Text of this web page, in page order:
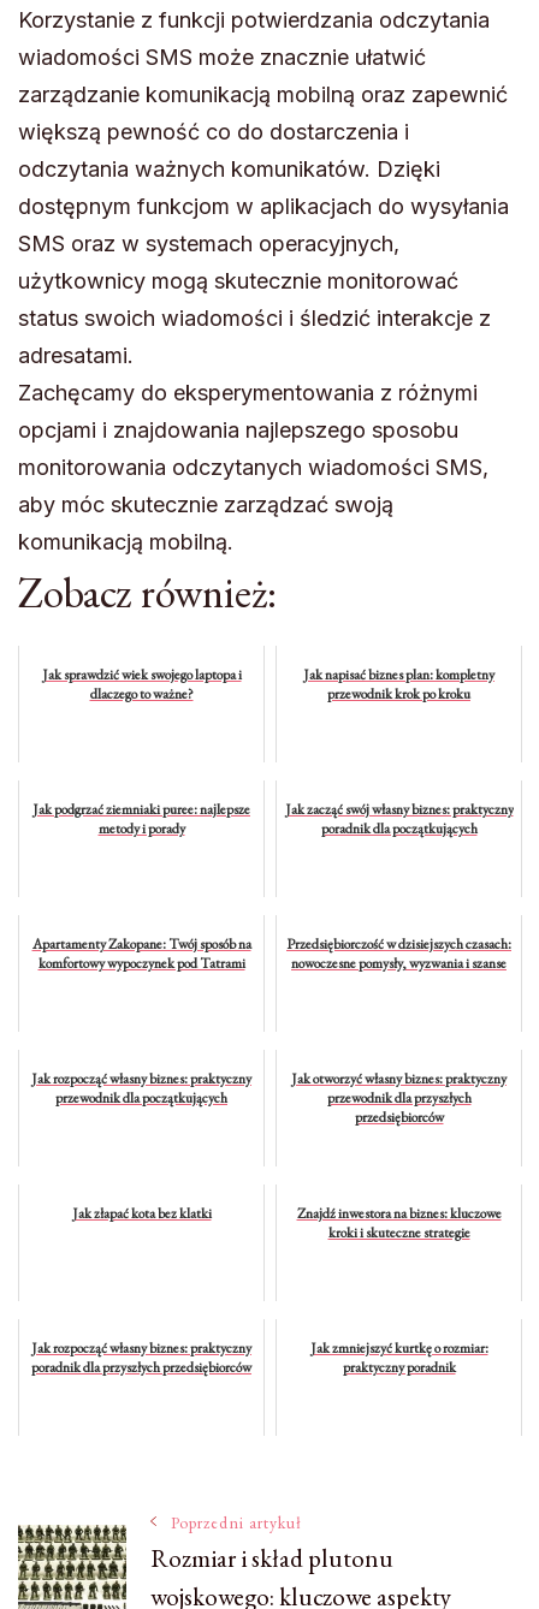
Korzystanie z funkcji potwierdzania odczytania
wiadomości SMS może znacznie ułatwić
zarządzanie komunikacją mobilną oraz zapewnić
większą pewność co do dostarczenia i
odczytania ważnych komunikatów. Dzięki
dostępnym funkcjom w aplikacjach do wysyłania
SMS oraz w systemach operacyjnych,
użytkownicy mogą skutecznie monitorować
status swoich wiadomości i śledzić interakcje z
adresatami.
Zachęcamy do eksperymentowania z różnymi
opcjami i znajdowania najlepszego sposobu
monitorowania odczytanych wiadomości SMS,
aby móc skutecznie zarządzać swoją
komunikacją mobilną.
Zobacz również:
Jak sprawdzić wiek swojego laptopa i
dlaczego to ważne?
Jak napisać biznes plan: kompletny
przewodnik krok po kroku
Jak podgrzać ziemniaki puree: najlepsze
metody i porady
Jak zacząć swój własny biznes: praktyczny
poradnik dla początkujących
Apartamenty Zakopane: Twój sposób na
komfortowy wypoczynek pod Tatrami
Przedsiębiorczość w dzisiejszych czasach:
nowoczesne pomysły, wyzwania i szanse
Jak rozpocząć własny biznes: praktyczny
przewodnik dla początkujących
Jak otworzyć własny biznes: praktyczny
przewodnik dla przyszłych
przedsiębiorców
Jak złapać kota bez klatki
Znajdź inwestora na biznes: kluczowe
kroki i skuteczne strategie
Jak rozpocząć własny biznes: praktyczny
poradnik dla przyszłych przedsiębiorców
Jak zmniejszyć kurtkę o rozmiar:
praktyczny poradnik
NawigacjaPoprzedni artykuł
Rozmiar i skład plutonu
wojskowego: kluczowe aspekty